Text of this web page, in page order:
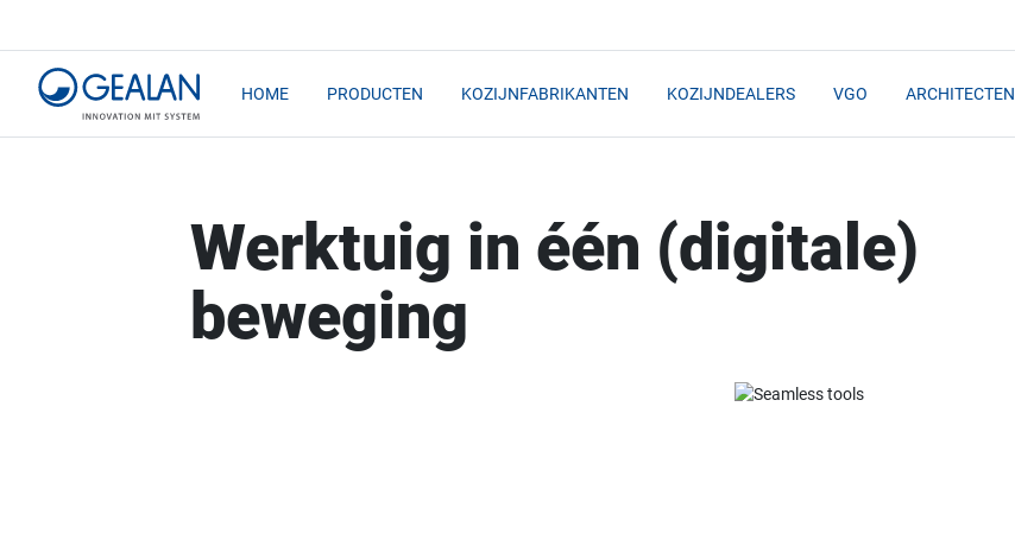
HOME PRODUCTEN KOZIJNFABRIKANTEN KOZIJNDEALERS VGO ARCHITECTEN
Werktuig in één (digitale)
beweging